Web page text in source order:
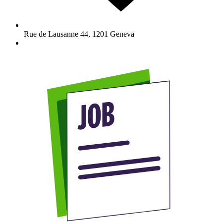
Rue de Lausanne 44, 1201 Geneva